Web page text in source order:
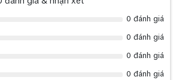
0 đánh giá
0 đánh giá
0 đánh giá
0 đánh giá